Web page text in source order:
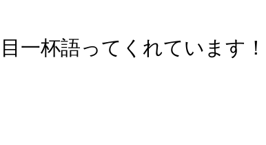
一杯語ってくれています